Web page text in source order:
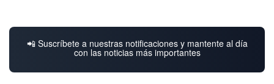
📲 Suscríbete a nuestras notificaciones y mantente al día
con las noticias más importantes